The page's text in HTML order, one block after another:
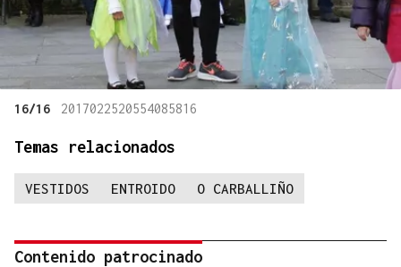
16/16 2017022520554085816
Temas relacionados
VESTIDOS ENTROIDO O CARBALLIÑO
Contenido patrocinado